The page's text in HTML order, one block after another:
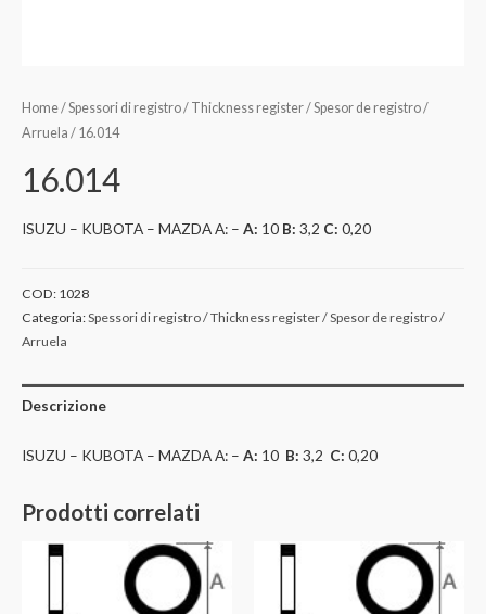
Home/Spessori di registro / Thickness register / Spesor de registro /
Arruela / 16.014
16.014
ISUZU – KUBOTA – MAZDA A: – A: 10 B: 3,2 C: 0,20
COD: 1028
Categoria:Spessori di registro / Thickness register / Spesor de registro /
Arruela
Descrizione
ISUZU – KUBOTA – MAZDA A: – A: 10 B: 3,2 C: 0,20
Prodotti correlati